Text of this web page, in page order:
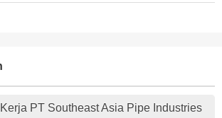
PT Southeast Asia Pipe Industries